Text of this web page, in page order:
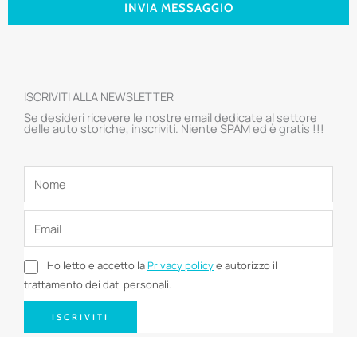
INVIA MESSAGGIO
ISCRIVITI ALLA NEWSLETTER
Se desideri ricevere le nostre email dedicate al settore
delle auto storiche, inscriviti. Niente SPAM ed è gratis !!!
Ho letto e accetto laPrivacy policye autorizzo il
trattamento dei dati personali.
ISCRIVITI